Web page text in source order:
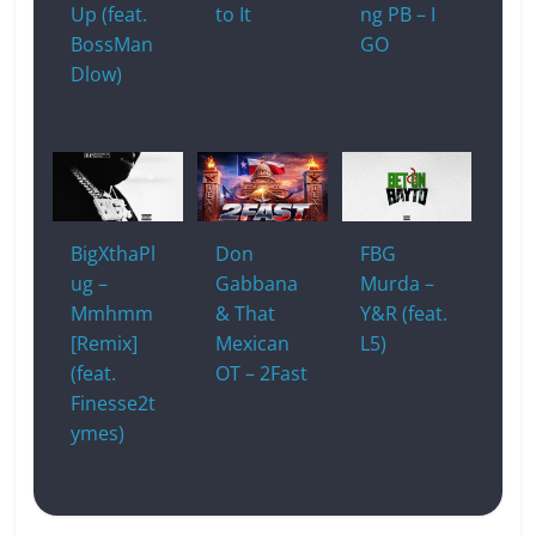
Up (feat.
BossMan
Dlow)
to It
ng PB – I
GO
BigXthaPl
ug –
Mmhmm
[Remix]
(feat.
Finesse2t
ymes)
Don
Gabbana
& That
Mexican
OT – 2Fast
FBG
Murda –
Y&R (feat.
L5)